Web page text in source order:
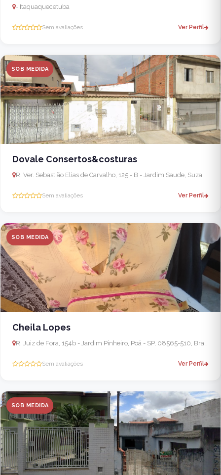
- Itaquaquecetuba
Sem avaliações Ver Perfil
SOB MEDIDA
Dovale Consertos&costuras
R. Ver. Sebastião Elias de Carvalho, 125 - B - Jardim Saude, Suzano - SP, 08660-210, Brasil
Sem avaliações Ver Perfil
SOB MEDIDA
Cheila Lopes
R. Juiz de Fora, 154b - Jardim Pinheiro, Poá - SP, 08565-510, Brasil
Sem avaliações Ver Perfil
SOB MEDIDA